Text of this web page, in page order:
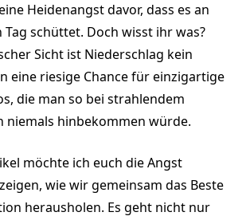
Heidenangst davor, dass es an
schüttet. Doch wisst ihr was?
Sicht ist Niederschlag kein
eine riesige Chance für einzigartige
die man so bei strahlendem
niemals hinbekommen würde.
möchte ich euch die Angst
wie wir gemeinsam das Beste
herausholen. Es geht nicht nur